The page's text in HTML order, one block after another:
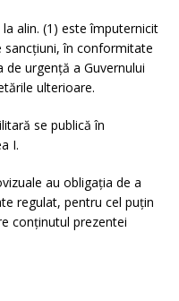
alin. (1) este împuternicit
sancțiuni, în conformitate
urgență a Guvernului
ulterioare.
se publică în
I.
au obligația de a
regulat, pentru cel puțin
conținutul prezentei